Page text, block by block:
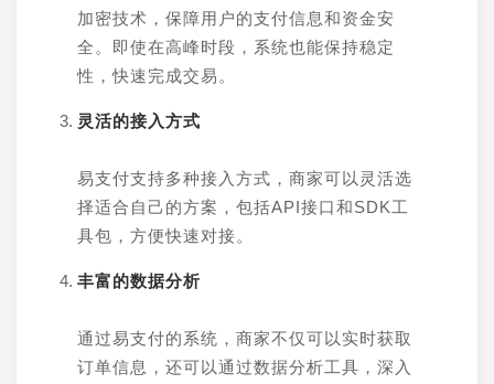
加密技术，保障用户的支付信息和资金安
全。即使在高峰时段，系统也能保持稳定
性，快速完成交易。
灵活的接入方式
易支付支持多种接入方式，商家可以灵活选
择适合自己的方案，包括API接口和SDK工
具包，方便快速对接。
丰富的数据分析
通过易支付的系统，商家不仅可以实时获取
订单信息，还可以通过数据分析工具，深入